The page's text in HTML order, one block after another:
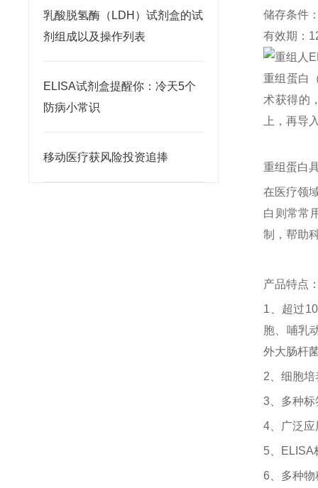
乳酸脱氢酶（LDH）试剂盒的试
剂组成以及操作列表
ELISA试剂盒提醒你：冷天5个
防病小常识
移动医疗获风险投资追捧
储存条件
有效期：
重组蛋白
术获得的
上，再导
重组蛋白
在医疗领
白则常常
制，帮助
产品特点
1、超过
胞、哺乳
外大肠杆
2、细胞
3、多种
4、广泛
5、ELISA
6、多种